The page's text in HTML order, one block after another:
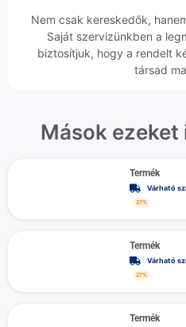
Nem csak kereskedők,
Saját szervizünkben a
biztosítjuk, hogy a rendelt
társad
Mások
Termék
Várható
27%
Termék
Várható
27%
Termék